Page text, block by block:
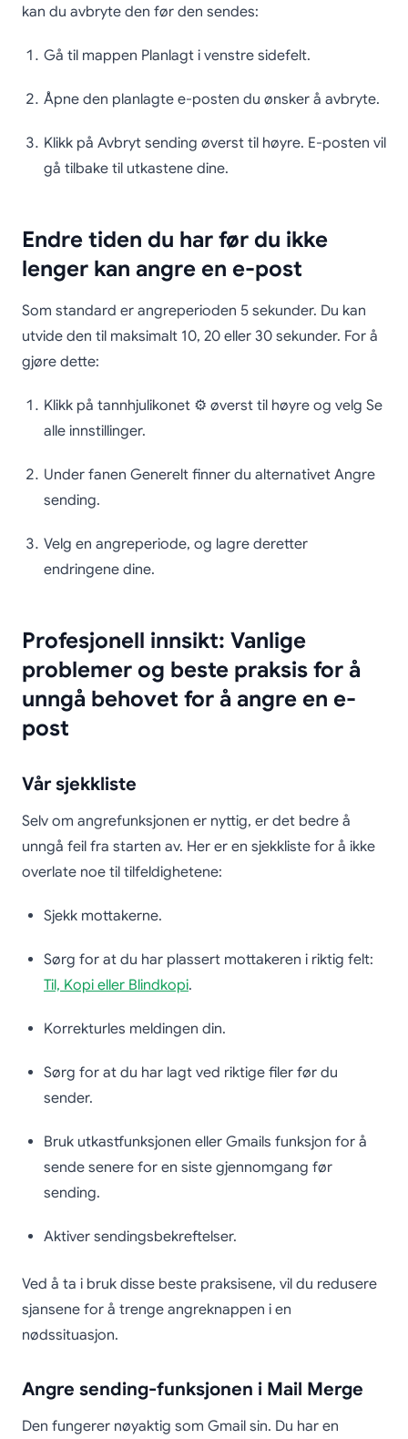
kan du avbryte den før den sendes:
Gå til mappen Planlagt i venstre sidefelt.
Åpne den planlagte e-posten du ønsker å avbryte.
Klikk på Avbryt sending øverst til høyre. E-posten vil
gå tilbake til utkastene dine.
Endre tiden du har før du ikke
lenger kan angre en e-post
Som standard er angreperioden 5 sekunder. Du kan
utvide den til maksimalt 10, 20 eller 30 sekunder. For å
gjøre dette:
Klikk på tannhjulikonet ⚙️ øverst til høyre og velg Se
alle innstillinger.
Under fanen Generelt finner du alternativet Angre
sending.
Velg en angreperiode, og lagre deretter
endringene dine.
Profesjonell innsikt: Vanlige
problemer og beste praksis for å
unngå behovet for å angre en e-
post
Vår sjekkliste
Selv om angrefunksjonen er nyttig, er det bedre å
unngå feil fra starten av. Her er en sjekkliste for å ikke
overlate noe til tilfeldighetene:
Sjekk mottakerne.
Sørg for at du har plassert mottakeren i riktig felt:
Til, Kopi eller Blindkopi.
Korrekturles meldingen din.
Sørg for at du har lagt ved riktige filer før du
sender.
Bruk utkastfunksjonen eller Gmails funksjon for å
sende senere for en siste gjennomgang før
sending.
Aktiver sendingsbekreftelser.
Ved å ta i bruk disse beste praksisene, vil du redusere
sjansene for å trenge angreknappen i en
nødssituasjon.
Angre sending-funksjonen i Mail Merge
Den fungerer nøyaktig som Gmail sin. Du har en